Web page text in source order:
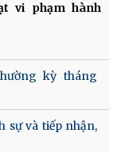
vi phạm hành
kỳ tháng
sự và tiếp nhận,